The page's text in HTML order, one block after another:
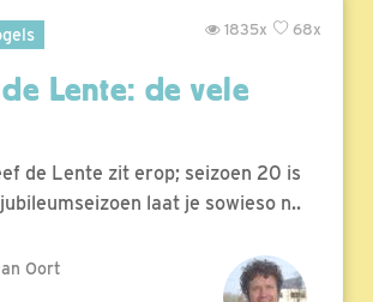
68x
1835x
Lente: de vele
de Lente zit erop; seizoen 20 is
laat je sowieso n..
Oort